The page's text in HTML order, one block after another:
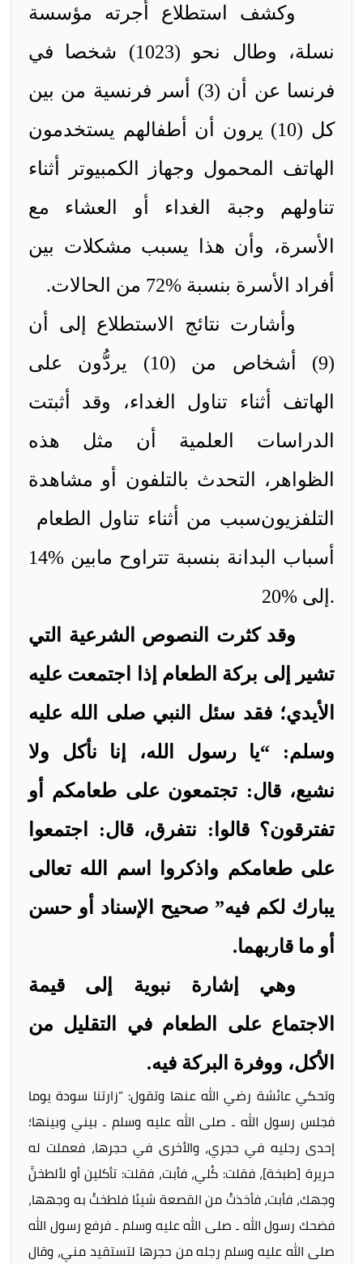
وكشف استطلاع أجرته مؤسسة
نسلة، وطال نحو (1023) شخصا في
فرنسا عن أن (3) أسر فرنسية من بين
كل (10) يرون أن أطفالهم يستخدمون
الهاتف المحمول وجهاز الكمبيوتر أثناء
تناولهم وجبة الغداء أو العشاء مع
الأسرة، وأن هذا يسبب مشكلات بين
أفراد الأسرة بنسبة %72 من الحالات
.
وأشارت نتائج الاستطلاع إلى أن
(9) أشخاص من (10) يردُّون على
الهاتف أثناء تناول الغداء، وقد أثبتت
الدراسات العلمية أن مثل هذه
الظواهر، التحدث بالتلفون أو مشاهدة
التلفزيون
أثناء تناول الطعام
سبب من
أسباب البدانة بنسبة تتراوح مابين %14
إلى %20 .
وقد كثرت النصوص الشرعية التي
تشير إلى بركة الطعام إذا اجتمعت عليه
الأيدي؛ فقد سئل النبي صلى الله عليه
وسلم: “يا رسول الله، إنا نأكل ولا
نشبع، قال: تجتمعون على طعامكم أو
تفترقون؟ قالوا: نتفرق، قال: اجتمعوا
على طعامكم واذكروا اسم الله تعالى
يبارك لكم فيه” صحيح الإسناد أو حسن
أو ما قاربهما.
وهي إشارة نبوية إلى قيمة
الاجتماع على الطعام في التقليل من
الأكل، ووفرة البركة فيه.
وتحكي عائشة رضي الله عنها وتقول: “زارتنا سودة يوما
فجلس رسول الله ـ صلى الله عليه وسلم ـ بيني وبينها؛
إحدى رجليه في حجري، والأخرى في حجرها، فعملت له
حريرة [طبخة]، فقلت: كُلي، فأبت، فقلت: تأكلين أو لألطخنَّ
وجهك، فأبت، فأخذتُ من القصعة شيئا فلطختُ به وجهها،
فضحك رسول الله ـ صلى الله عليه وسلم ـ فرفع رسول الله
صلى الله عليه وسلم رجله من حجرها لتستقيد مني، وقال